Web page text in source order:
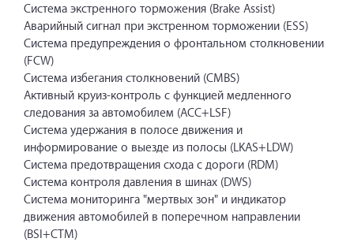
Система экстренного торможения (Brake Assist)
Аварийный сигнал при экстренном торможении (ESS)
Система предупреждения о фронтальном столкновении
(FCW)
Система избегания столкновений (CMBS)
Активный круиз-контроль с функцией медленного
следования за автомобилем (ACC+LSF)
Система удержания в полосе движения и
информирование о выезде из полосы (LKAS+LDW)
Система предотвращения схода с дороги (RDM)
Система контроля давления в шинах (DWS)
Система мониторинга "мертвых зон" и индикатор
движения автомобилей в поперечном направлении
(BSI+CTM)